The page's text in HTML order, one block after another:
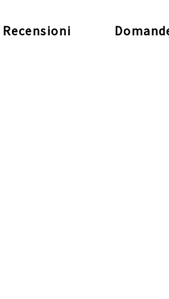
Recensioni